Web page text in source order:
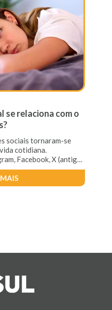
se relaciona com o
sociais tornaram-se
cotidiana.
Facebook, X (antigo
a maneira como